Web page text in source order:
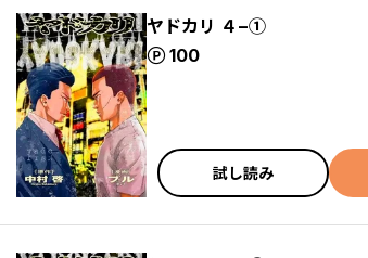
ヤドカリ ４−①
100
ポイント
試し読み